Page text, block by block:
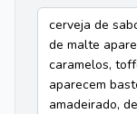
cerveja de
de malte
caramelos,
aparecem
amadeirado,